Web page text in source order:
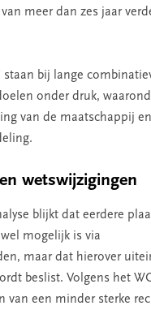
meer dan zes jaar
staan bij lange
onder druk,
van de maatschappij en
wetswijzigingen
blijkt dat eerdere
mogelijk is via
maar dat hierover
beslist. Volgens het
van een minder sterke